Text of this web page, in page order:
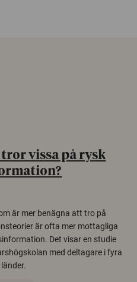
vissa på rysk
är mer benägna att tro på
är ofta mer mottagliga
Det visar en studie
med deltagare i fyra